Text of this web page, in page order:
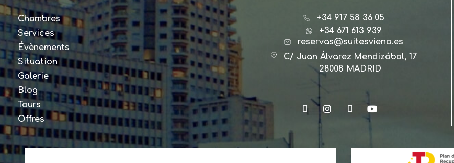
Chambres
Services
Évènements
Situation
Galerie
Blog
Tours
Offres
+34 917 58 36 05
+34 671 613 939
reservas@suitesviena.es
C/ Juan Álvarez Mendizábal, 17
28008 MADRID